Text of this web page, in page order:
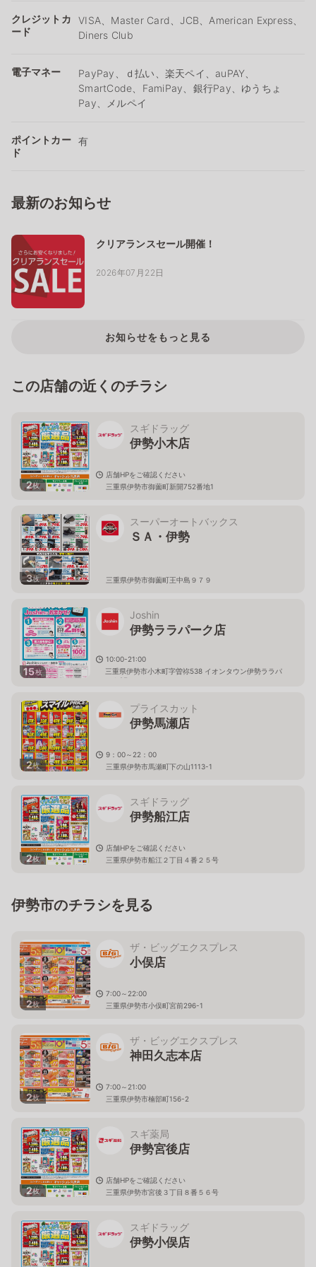
クレジットカ
ード
VISA、Master Card、JCB、American Express、
Diners Club
電子マネー
PayPay、ｄ払い、楽天ペイ、auPAY、
SmartCode、FamiPay、銀行Pay、ゆうちょ
Pay、メルペイ
ポイントカー
ド
有
最新のお知らせ
クリアランスセール開催！
2026年07月22日
お知らせをもっと見る
この店舗の近くのチラシ
2枚
スギドラッグ
伊勢小木店
店舗HPをご確認ください
三重県伊勢市御薗町新開752番地1
3枚
スーパーオートバックス
ＳＡ・伊勢
三重県伊勢市御薗町王中島９７９
15枚
Joshin
伊勢ララパーク店
10:00-21:00
三重県伊勢市小木町字曽祢538 イオンタウン伊勢ララパ
ーク2F
2枚
プライスカット
伊勢馬瀬店
9：00～22：00
三重県伊勢市馬瀬町下の山1113-1
2枚
スギドラッグ
伊勢船江店
店舗HPをご確認ください
三重県伊勢市船江２丁目４番２５号
伊勢市のチラシを見る
2枚
ザ・ビッグエクスプレス
小俣店
7:00～22:00
三重県伊勢市小俣町宮前296-1
2枚
ザ・ビッグエクスプレス
神田久志本店
7:00～21:00
三重県伊勢市楠部町156-2
2枚
スギ薬局
伊勢宮後店
店舗HPをご確認ください
三重県伊勢市宮後３丁目８番５６号
スギドラッグ
伊勢小俣店